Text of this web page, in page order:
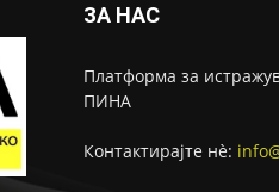
ЗА НАС
Платформа за
ПИНА
Контактирајте нѐ: